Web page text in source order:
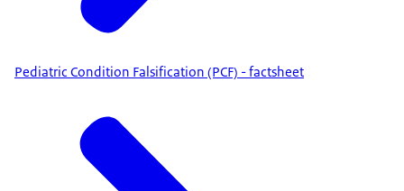
Pediatric Condition Falsification (PCF) - factsheet